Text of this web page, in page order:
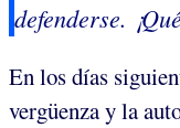
defenderse.
En los días
vergüenza y la